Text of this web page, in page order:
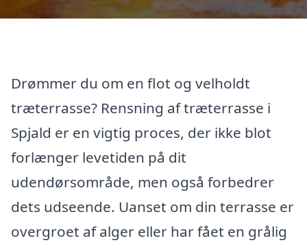
Drømmer du om en flot og velholdt
træterrasse? Rensning af træterrasse i
Spjald er en vigtig proces, der ikke blot
forlænger levetiden på dit
udendørsområde, men også forbedrer
dets udseende. Uanset om din terrasse er
overgroet af alger eller har fået en grålig